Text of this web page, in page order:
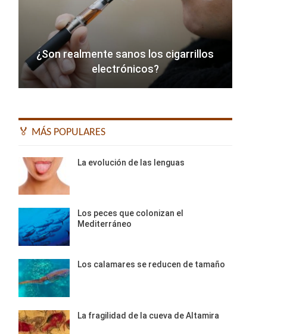
¿Son realmente sanos los cigarrillos
electrónicos?
🏅 MÁS POPULARES
La evolución de las lenguas
Los peces que colonizan el
Mediterráneo
Los calamares se reducen de tamaño
La fragilidad de la cueva de Altamira